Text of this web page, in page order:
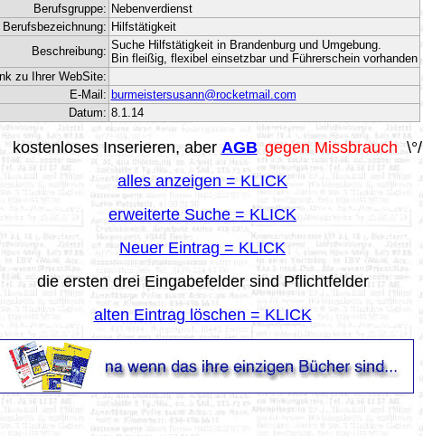
Berufsgruppe: Nebenverdienst
Berufsbezeichnung: Hilfstätigkeit
Beschreibung: Suche Hilfstätigkeit in Brandenburg und Umgebung.
Bin fleißig, flexibel einsetzbar und Führerschein vorhanden
zu Ihrer WebSite:
E-Mail: burmeistersusann@rocketmail.com
Datum: 8.1.14
kostenloses Inserieren, aber AGB gegen Missbrauch \°/
alles anzeigen = KLICK
erweiterte Suche = KLICK
Neuer Eintrag = KLICK
die ersten drei Eingabefelder sind Pflichtfelder
alten Eintrag löschen = KLICK